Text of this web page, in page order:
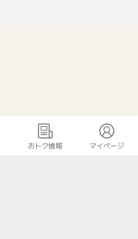
おトク情報 マイページ